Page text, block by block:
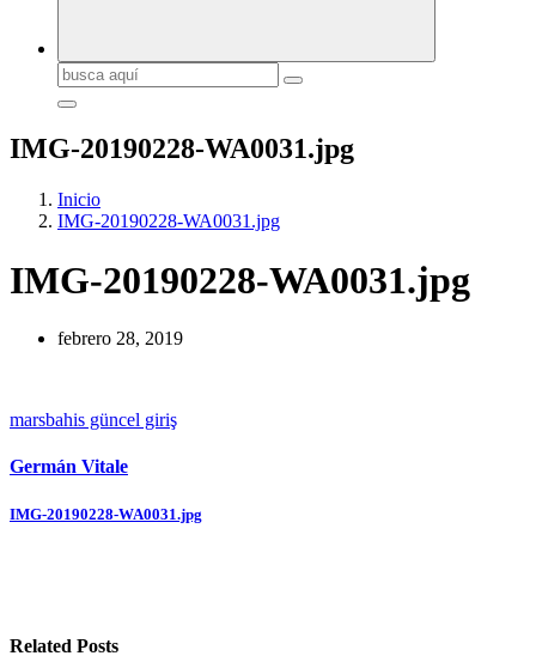
Buscar:
IMG-20190228-WA0031.jpg
Inicio
IMG-20190228-WA0031.jpg
IMG-20190228-WA0031.jpg
febrero 28, 2019
marsbahis güncel giriş
Germán Vitale
Navegación
IMG-20190228-WA0031.jpg
Related Posts